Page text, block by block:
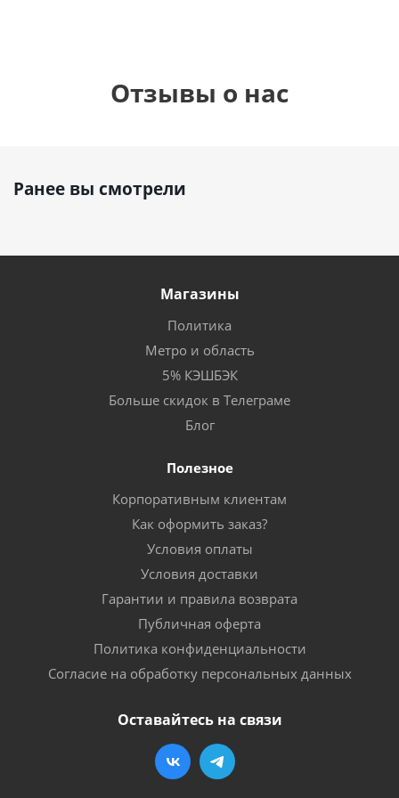
Отзывы о нас
Ранее вы смотрели
Магазины
Политика
Метро и область
5% КЭШБЭК
Больше скидок в Телеграме
Блог
Полезное
Корпоративным клиентам
Как оформить заказ?
Условия оплаты
Условия доставки
Гарантии и правила возврата
Публичная оферта
Политика конфиденциальности
Согласие на обработку персональных данных
Оставайтесь на связи